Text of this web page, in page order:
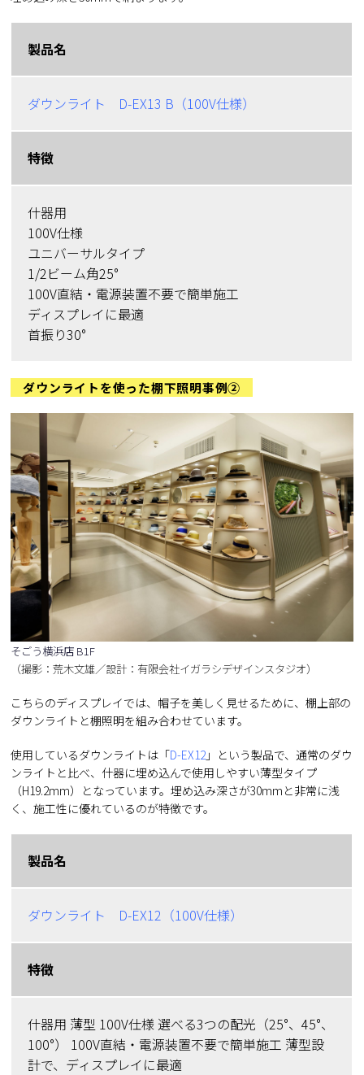
製品名
ダウンライト D-EX13 B（100V仕様）
特徴
什器用
100V仕様
ユニバーサルタイプ
1/2ビーム角25°
100V直結・電源装置不要で簡単施工
ディスプレイに最適
首振り30°
ダウンライトを使った棚下照明事例②
そごう横浜店 B1F
（撮影：荒木文雄／設計：有限会社イガラシデザインスタジオ）
こちらのディスプレイでは、帽子を美しく見せるために、棚上部の
ダウンライトと棚照明を組み合わせています。
使用しているダウンライトは「D-EX12 」という製品で、通常のダウ
ンライトと比べ、什器に埋め込んで使用しやすい薄型タイプ
（H19.2mm）となっています。埋め込み深さが30mmと非常に浅
く、施工性に優れているのが特徴です。
製品名
ダウンライト D-EX12（100V仕様）
特徴
什器用 薄型 100V仕様 選べる3つの配光（25°、45°、
100°） 100V直結・電源装置不要で簡単施工 薄型設
計で、ディスプレイに最適